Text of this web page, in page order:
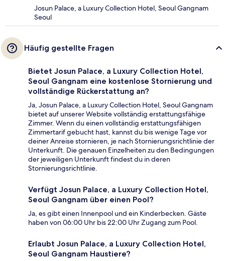
Josun Palace, a Luxury Collection Hotel, Seoul Gangnam
Seoul
Häufig gestellte Fragen
Bietet Josun Palace, a Luxury Collection Hotel,
Seoul Gangnam eine kostenlose Stornierung und
vollständige Rückerstattung an?
Ja, Josun Palace, a Luxury Collection Hotel, Seoul Gangnam
bietet auf unserer Website vollständig erstattungsfähige
Zimmer. Wenn du einen vollständig erstattungsfähigen
Zimmertarif gebucht hast, kannst du bis wenige Tage vor
deiner Anreise stornieren, je nach Stornierungsrichtlinie der
Unterkunft. Die genauen Einzelheiten zu den Bedingungen
der jeweiligen Unterkunft findest du in deren
Stornierungsrichtlinie.
Verfügt Josun Palace, a Luxury Collection Hotel,
Seoul Gangnam über einen Pool?
Ja, es gibt einen Innenpool und ein Kinderbecken. Gäste
haben von 06:00 Uhr bis 22:00 Uhr Zugang zum Pool.
Erlaubt Josun Palace, a Luxury Collection Hotel,
Seoul Gangnam Haustiere?